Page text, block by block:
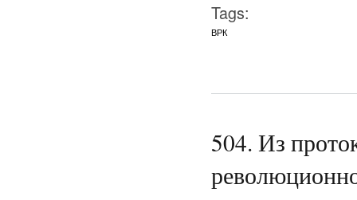
Tags:
ВРК
504. Из